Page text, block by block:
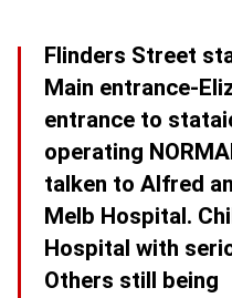
Flinders Street
Main entrance-
entrance to
operating
talken to Alfred
Melb Hospital.
Hospital with
Others still being